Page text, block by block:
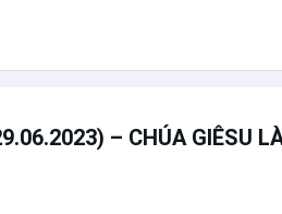
– CHÚA GIÊSU